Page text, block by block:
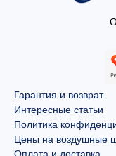
Гарантия и возврат
Интересные статьи
Политика
Цены на воздушные